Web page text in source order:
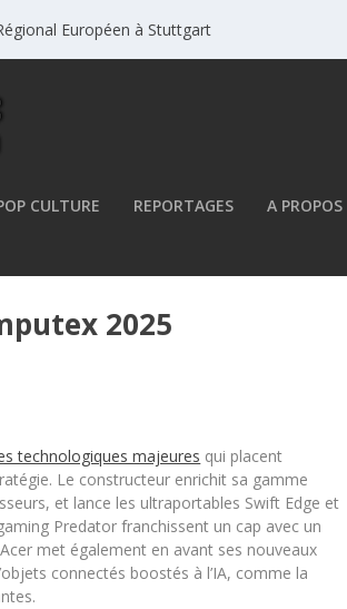
Européen à Stuttgart
CULTURE REPORTAGES A PROPOS
2025
technologiques majeures qui placent
Le constructeur enrichit sa gamme
et lance les ultraportables Swift Edge et
Predator franchissent un cap avec un
met également en avant ses nouveaux
connectés boostés à l’IA, comme la